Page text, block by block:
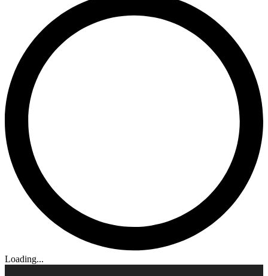
Loading...